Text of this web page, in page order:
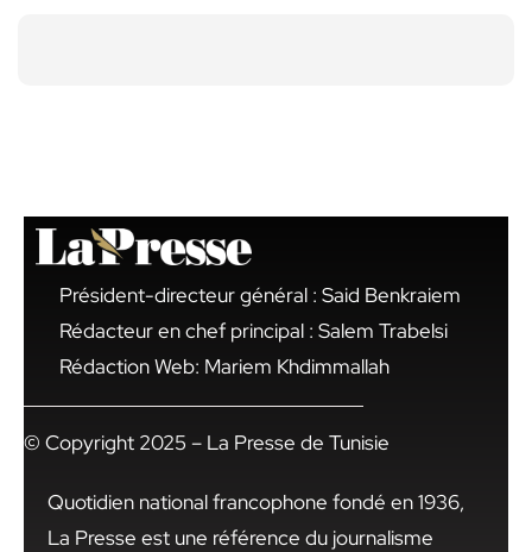
Président-directeur général : Said Benkraiem
Rédacteur en chef principal : Salem Trabelsi
Rédaction Web: Mariem Khdimmallah
© Copyright 2025 – La Presse de Tunisie
Quotidien national francophone fondé en 1936,
La Presse est une référence du journalisme